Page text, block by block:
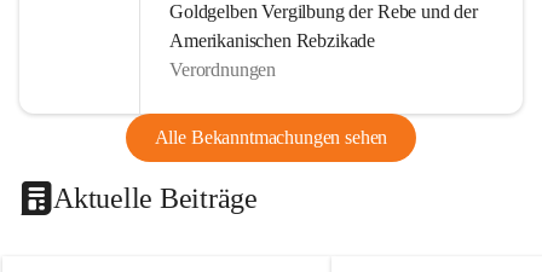
Goldgelben Vergilbung der Rebe und der
Amerikanischen Rebzikade
Verordnungen
Alle Bekanntmachungen sehen
Aktuelle Beiträge